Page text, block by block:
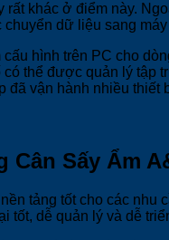
rất khác ở điểm này.
dữ liệu sang
hình trên PC cho
thể được quản lý tập
vận hành nhiều thiết
Cân Sấy Ẩm
tảng tốt cho các
tốt, dễ quản lý và dễ